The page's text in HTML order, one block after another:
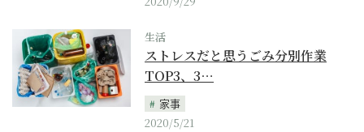
生活
ストレスだと思うごみ分別作業
TOP3、3…
家事
2020/5/21